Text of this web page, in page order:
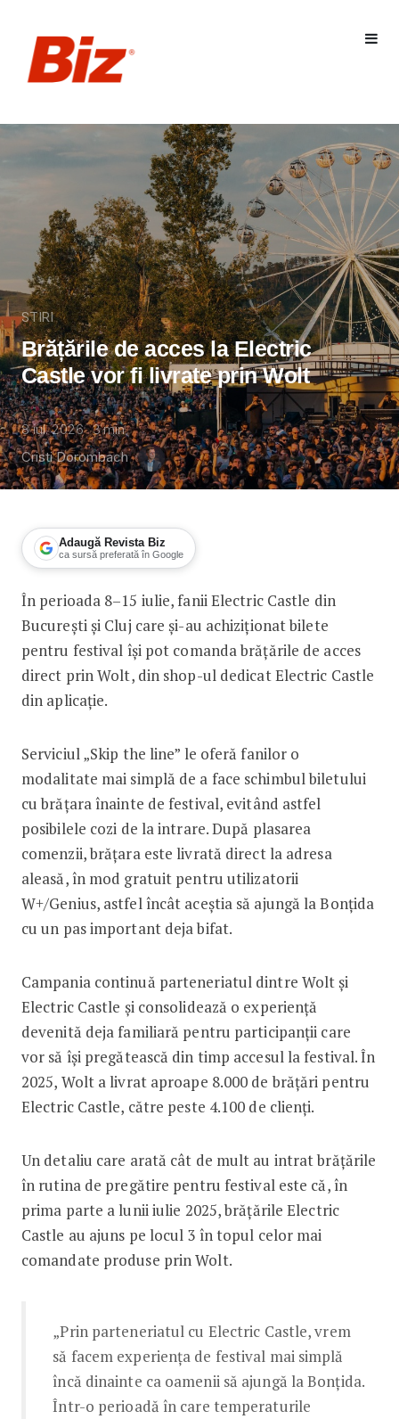
STIRI
Brățările de acces la Electric
Castle vor fi livrate prin Wolt
8 iul. 2026 3min
Cristi Dorombach
Adaugă Revista Biz
ca sursă preferată în Google
Brățările de acces la Electric Castle
În perioada 8–15 iulie, fanii Electric Castle din
București și Cluj care și-au achiziționat bilete
pentru festival își pot comanda brățările de acces
direct prin Wolt, din shop-ul dedicat Electric Castle
din aplicație.
Serviciul „Skip the line” le oferă fanilor o
modalitate mai simplă de a face schimbul biletului
cu brățara înainte de festival, evitând astfel
posibilele cozi de la intrare. După plasarea
comenzii, brățara este livrată direct la adresa
aleasă, în mod gratuit pentru utilizatorii
W+/Genius, astfel încât aceștia să ajungă la Bonțida
cu un pas important deja bifat.
Campania continuă parteneriatul dintre Wolt și
Electric Castle și consolidează o experiență
devenită deja familiară pentru participanții care
vor să își pregătească din timp accesul la festival. În
2025, Wolt a livrat aproape 8.000 de brățări pentru
Electric Castle, către peste 4.100 de clienți.
Un detaliu care arată cât de mult au intrat brățările
în rutina de pregătire pentru festival este că, în
prima parte a lunii iulie 2025, brățările Electric
Castle au ajuns pe locul 3 în topul celor mai
comandate produse prin Wolt.
„Prin parteneriatul cu Electric Castle, vrem
să facem experiența de festival mai simplă
încă dinainte ca oamenii să ajungă la Bonțida.
Într-o perioadă în care temperaturile